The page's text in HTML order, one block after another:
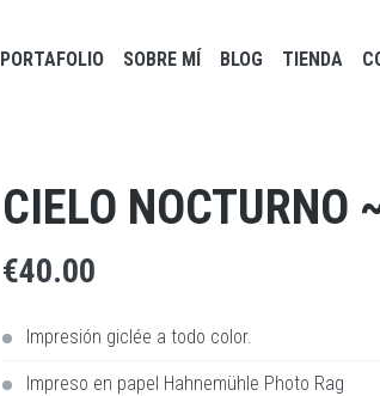
PORTAFOLIO SOBRE MÍ BLOG TIENDA
CIELO NOCTURNO
€40.00
Impresión giclée a todo color.
Impreso en papel Hahnemühle Photo Rag